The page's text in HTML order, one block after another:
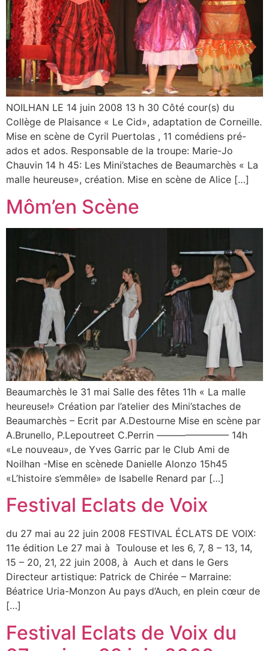
NOILHAN LE 14 juin 2008 13 h 30 Côté cour(s) du
Collège de Plaisance « Le Cid», adaptation de Corneille.
Mise en scène de Cyril Puertolas , 11 comédiens pré-
ados et ados. Responsable de la troupe: Marie-Jo
Chauvin 14 h 45: Les Mini’staches de Beaumarchès « La
malle heureuse», création. Mise en scène de Alice […]
Môm’en Scène
Beaumarchès le 31 mai Salle des fêtes 11h « La malle
heureuse!» Création par l’atelier des Mini’staches de
Beaumarchès – Ecrit par A.Destourne Mise en scène par
A.Brunello, P.Lepoutreet C.Perrin ———————– 14h
«Le nouveau», de Yves Garric par le Club Ami de
Noilhan -Mise en scènede Danielle Alonzo 15h45
«L’histoire s’emmêle» de Isabelle Renard par […]
Festival Eclats de Voix
du 27 mai au 22 juin 2008 FESTIVAL ÉCLATS DE VOIX:
11e édition Le 27 mai à Toulouse et les 6, 7, 8 – 13, 14,
15 – 20, 21, 22 juin 2008, à Auch et dans le Gers
Directeur artistique: Patrick de Chirée – Marraine:
Béatrice Uria-Monzon Au pays d’Auch, en plein cœur de
[…]
Festival Eclats de Voix du